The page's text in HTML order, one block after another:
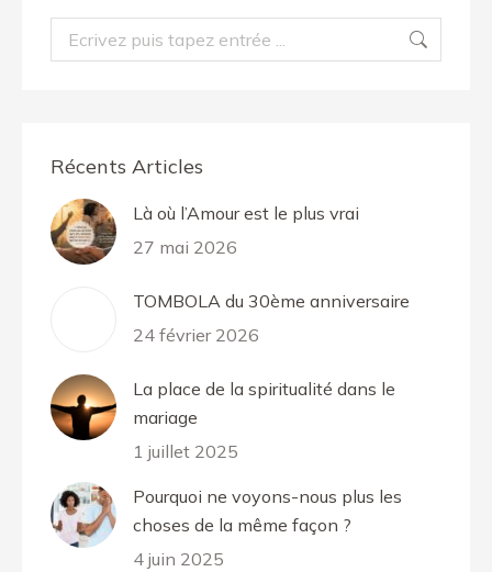
Recherche
:
Récents Articles
Là où l’Amour est le plus vrai
27 mai 2026
TOMBOLA du 30ème anniversaire
24 février 2026
La place de la spiritualité dans le
mariage
1 juillet 2025
Pourquoi ne voyons-nous plus les
choses de la même façon ?
4 juin 2025